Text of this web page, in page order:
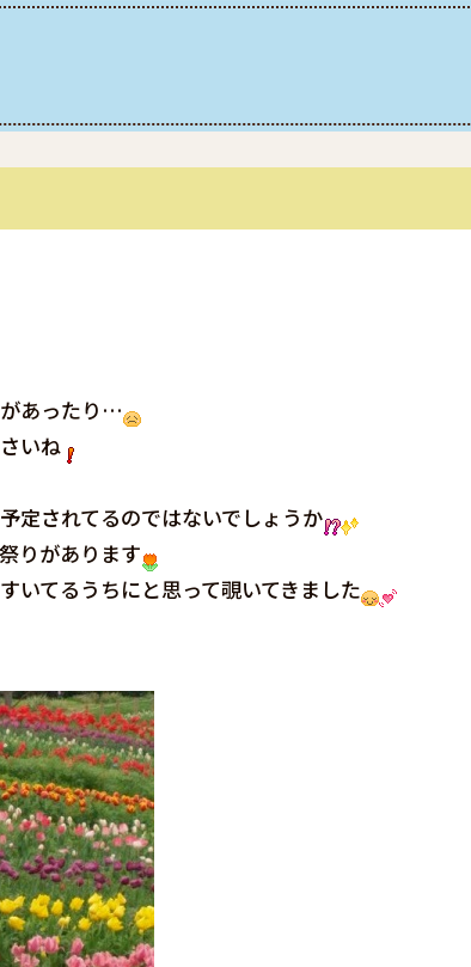
あったり…
いね
定されてるのではないでしょうか
りがあります
いてるうちにと思って覗いてきました